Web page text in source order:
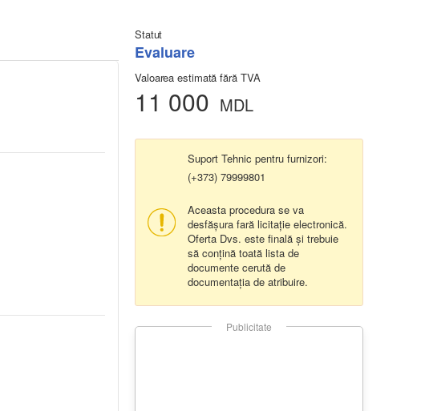
Statut
Evaluare
Valoarea estimată fără TVA
11 000 MDL
Suport Tehnic pentru furnizori:
(+373) 79999801
Aceasta procedura se va
desfășura fară licitație electronică.
Oferta Dvs. este finală și trebuie
să conțină toată lista de
documente cerută de
documentația de atribuire.
Publicitate